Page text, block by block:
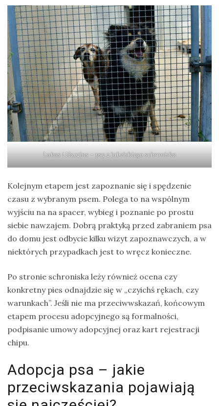
Lukas i Haczins – psy z lubelskiego schroniska
Kolejnym etapem jest zapoznanie się i spędzenie
czasu z wybranym psem. Polega to na wspólnym
wyjściu na na spacer, wybieg i poznanie po prostu
siebie nawzajem. Dobrą praktyką przed zabraniem psa
do domu jest odbycie kilku wizyt zapoznawczych, a w
niektórych przypadkach jest to wręcz konieczne.
Po stronie schroniska leży również ocena czy
konkretny pies odnajdzie się w „czyichś rękach, czy
warunkach”. Jeśli nie ma przeciwwskazań, końcowym
etapem procesu adopcyjnego są formalności,
podpisanie umowy adopcyjnej oraz kart rejestracji
chipu.
Adopcja psa – jakie
przeciwskazania pojawiają